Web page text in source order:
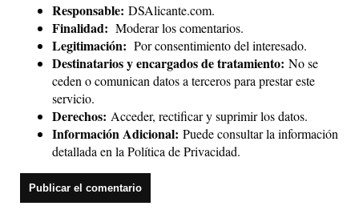
Responsable: DSAlicante.com.
Finalidad: Moderar los comentarios.
Legitimación: Por consentimiento del interesado.
Destinatarios y encargados de tratamiento: No se
ceden o comunican datos a terceros para prestar este
servicio.
Derechos: Acceder, rectificar y suprimir los datos.
Información Adicional: Puede consultar la información
detallada en la Política de Privacidad.